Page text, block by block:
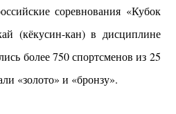
соревнования «Кубок
(кёкусин-кан) в дисциплине
более 750 спортсменов из 25
«золото» и «бронзу».